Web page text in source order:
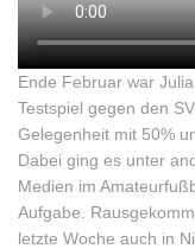
Ende Februar war
Testspiel gegen den
Gelegenheit mit 50%
Dabei ging es unter
Medien im
Aufgabe.
letzte Woche auch in